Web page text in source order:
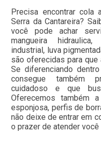
Precisa encontrar cola
Serra da Cantareira?
você pode achar
mangueira
industrial, luva
são oferecidas para que
Se diferenciando
consegue também
cuidadoso e que
Oferecemos também
esponjosa, perfis de
não deixe de entrar em
o prazer de atender